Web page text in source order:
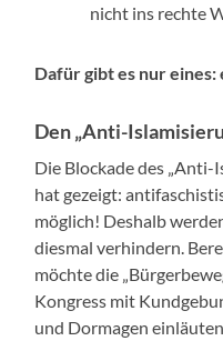
nicht ins rechte
Dafür gibt es nur
Den „Anti-
Die Blockade des „Anti-
hat gezeigt:
möglich! Deshalb
diesmal verhindern.
möchte die
Kongress mit
und Dormagen